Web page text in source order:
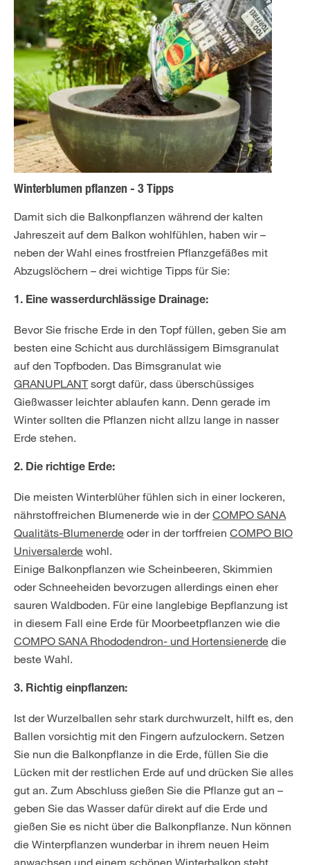
Winterblumen pflanzen - 3 Tipps
Damit sich die Balkonpflanzen während der kalten
Jahreszeit auf dem Balkon wohlfühlen, haben wir –
neben der Wahl eines frostfreien Pflanzgefäßes mit
Abzugslöchern – drei wichtige Tipps für Sie:
1. Eine wasserdurchlässige Drainage:
Bevor Sie frische Erde in den Topf füllen, geben Sie am
besten eine Schicht aus durchlässigem Bimsgranulat
auf den Topfboden. Das Bimsgranulat wie
GRANUPLANTsorgt dafür, dass überschüssiges
Gießwasser leichter ablaufen kann. Denn gerade im
Winter sollten die Pflanzen nicht allzu lange in nasser
Erde stehen.
2. Die richtige Erde:
Die meisten Winterblüher fühlen sich in einer lockeren,
nährstoffreichen Blumenerde wie in derCOMPO SANA
Qualitäts-Blumenerde oder in der torffreien COMPO BIO
Universalerde wohl.
Einige Balkonpflanzen wie Scheinbeeren, Skimmien
oder Schneeheiden bevorzugen allerdings einen eher
sauren Waldboden. Für eine langlebige Bepflanzung ist
in diesem Fall eine Erde für Moorbeetpflanzen wie die
COMPO SANA Rhododendron- und Hortensienerde die
beste Wahl.
3. Richtig einpflanzen:
Ist der Wurzelballen sehr stark durchwurzelt, hilft es, den
Ballen vorsichtig mit den Fingern aufzulockern. Setzen
Sie nun die Balkonpflanze in die Erde, füllen Sie die
Lücken mit der restlichen Erde auf und drücken Sie alles
gut an. Zum Abschluss gießen Sie die Pflanze gut an –
geben Sie das Wasser dafür direkt auf die Erde und
gießen Sie es nicht über die Balkonpflanze. Nun können
die Winterpflanzen wunderbar in ihrem neuen Heim
anwachsen und einem schönen Winterbalkon steht